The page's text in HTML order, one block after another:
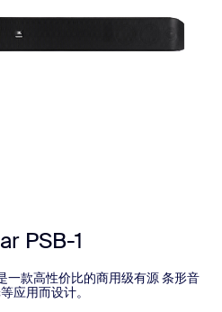
PSB-1
一款高性价比的商用级有源 条形音
应用而设计。